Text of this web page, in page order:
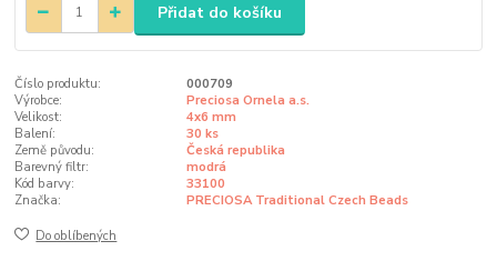
Přidat do košíku
Číslo produktu:
000709
Výrobce:
Preciosa Ornela a.s.
Velikost:
4x6 mm
Balení:
30 ks
Země původu:
Česká republika
Barevný filtr:
modrá
Kód barvy:
33100
Značka:
PRECIOSA Traditional Czech Beads
Do oblíbených